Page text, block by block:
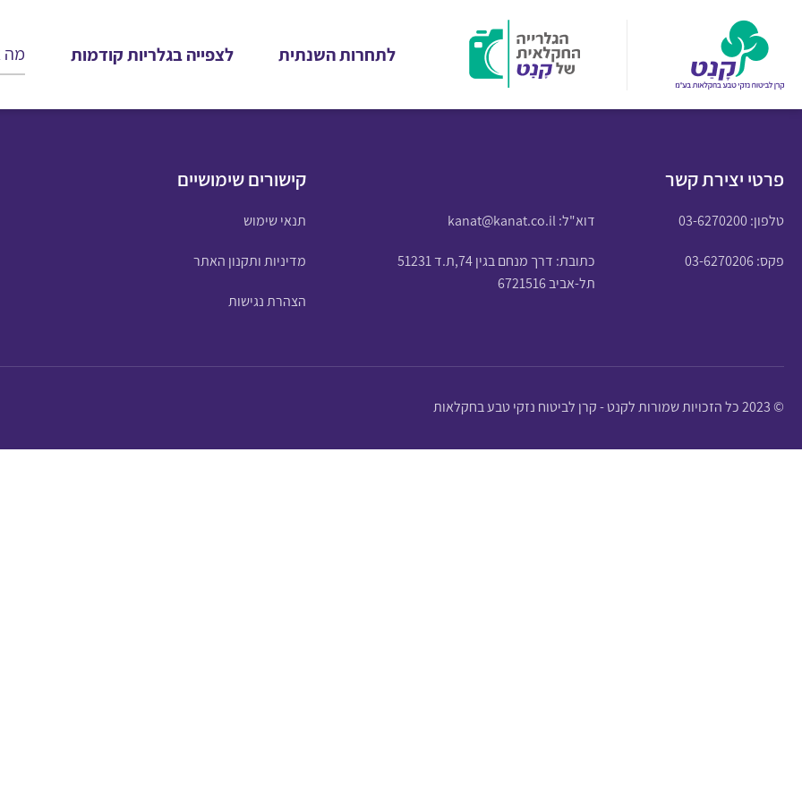
לתחרות השנתית לצפייה בגלריות קודמות
פרטי יצירת קשר
טלפון:03-6270200 דוא"ל:kanat@kanat.co.il
פקס: 03-6270206
כתובת: דרך מנחם בגין 74,ת.ד 51231
תל-אביב 6721516
קישורים שימושיים
תנאי שימוש
מדיניות ותקנון האתר
הצהרת נגישות
© 2023 כל הזכויות שמורות לקנט - קרן לביטוח נזקי טבע בחקלאות